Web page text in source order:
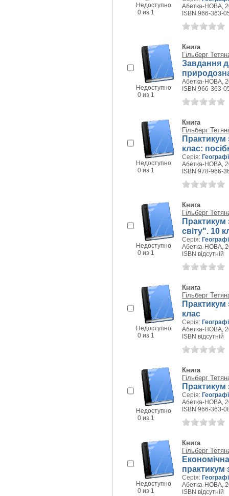
Недоступно
0 из 1
Абетка-НОВА,
ISBN 966-363-
Недоступно
0 из 1
Книга
Гільберг
Завдання
Абетка-НОВА,
ISBN 966-363-
Недоступно
0 из 1
Книга
Гільберг
Практикум
клас:
Серія:
Абетка-НОВА,
ISBN 978-966-
Недоступно
0 из 1
Книга
Гільберг
Практикум
світу". 10
Серія:
Абетка-НОВА,
ISBN відсутній
Недоступно
0 из 1
Книга
Гільберг
Практикум
клас
Серія:
Абетка-НОВА,
ISBN відсутній
Недоступно
0 из 1
Книга
Гільберг
Практикум
Серія:
Абетка-НОВА,
ISBN 966-363-
Недоступно
0 из 1
Книга
Гільберг
практикум
Серія:
Абетка-НОВА,
ISBN відсутній